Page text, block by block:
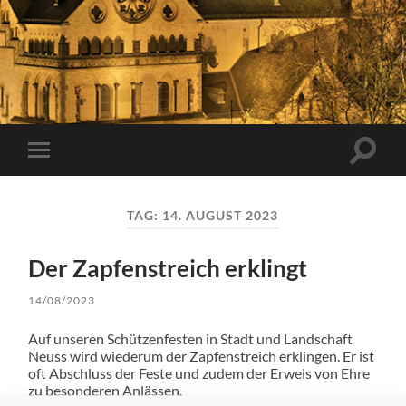
Mobile-
Menü
TAG: 14. AUGUST 2023
Der Zapfenstreich erklingt
14/08/2023
Auf unseren Schützenfesten in Stadt und Landschaft
Neuss wird wiederum der Zapfenstreich erklingen. Er ist
oft Abschluss der Feste und zudem der Erweis von Ehre
zu besonderen Anlässen.